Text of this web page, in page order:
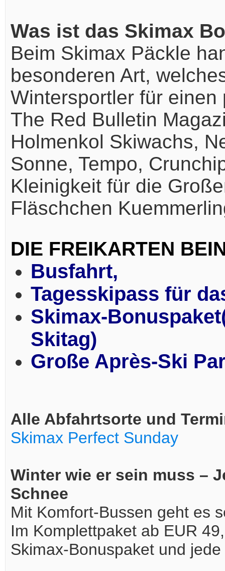
Was ist das Skimax
Beim Skimax Päckle
besonderen Art,
Wintersportler für einen
The Red Bulletin
Holmenkol Skiwachs,
Sonne, Tempo,
Kleinigkeit für die
Fläschchen
DIE FREIKARTEN
Busfahrt,
Tagesskipass für
Skimax-
Skitag)
Große Après-Ski
Alle Abfahrtsorte und
Skimax Perfect Sunday
Winter wie er sein muss –
Schnee
Mit Komfort-Bussen geht es
Im Komplettpaket ab EUR
Skimax-Bonuspaket und